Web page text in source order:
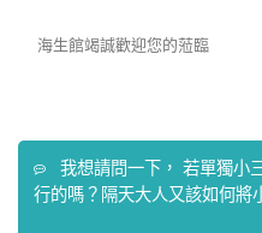
海生館竭誠歡迎您的蒞臨
我想請問一下， 若單獨小
行的嗎？隔天大人又該如何將